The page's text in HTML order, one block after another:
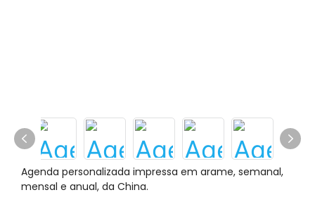
Agenda personalizada impressa em arame, semanal,
mensal e anual, da China.